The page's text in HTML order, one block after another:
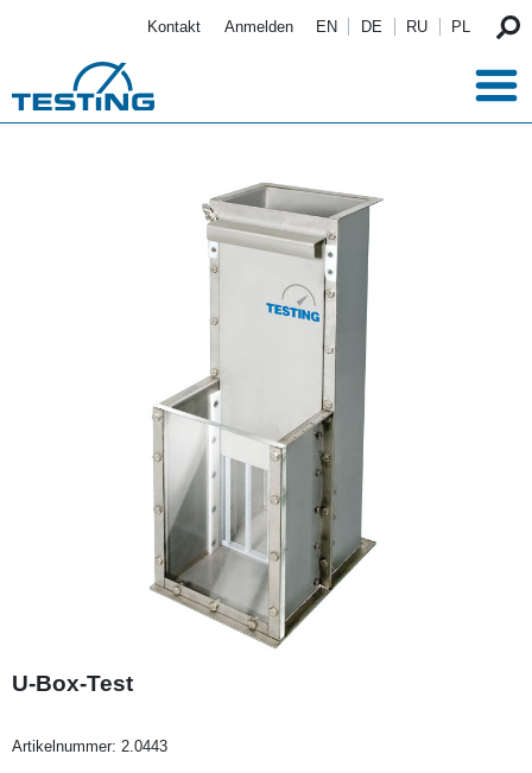
Kontakt Anmelden EN DE RU PL
U-Box-Test
Artikelnummer: 2.0443